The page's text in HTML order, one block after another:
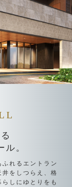
。
れるエントラン
井をしつらえ、格
しにゆとりをも